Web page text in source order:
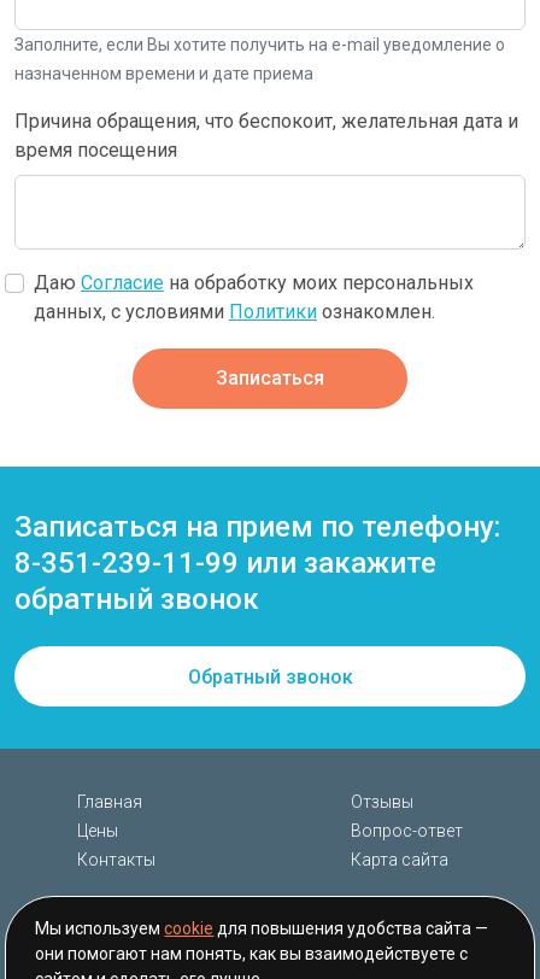
Заполните, если Вы хотите получить на e-mail уведомление о
назначенном времени и дате приема
Причина обращения, что беспокоит, желательная дата и
время посещения
Даю Согласие на обработку моих персональных
данных, с условиями Политики ознакомлен.
Записаться
Записаться на прием по телефону:
8-351-239-11-99 или закажите
обратный звонок
Обратный звонок
Главная
Цены
Контакты
Отзывы
Вопрос-ответ
Карта сайта
Copyright © 2026 orthobeauty.ru - Общество с ограниченной
Мы используемcookie для повышения удобства сайта —
они помогают нам понять, как вы взаимодействуете с